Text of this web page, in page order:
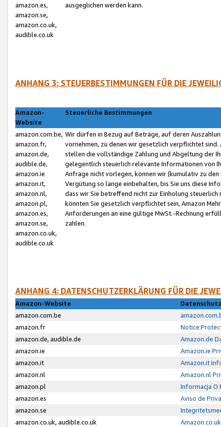
amazon.es,
amazon.se,
amazon.co.uk,
audible.co.uk
ausgeglichen werden kann.
ANHANG 3: STEUERBESTIMMUNGEN FÜR DIE
Amazon-
Website
Steuerliche Bestimmungen
amazon.com.be,
amazon.fr,
amazon.de,
audible.de,
amazon.ie
amazon.it,
amazon.nl,
amazon.pl,
amazon.es,
amazon.se,
amazon.co.uk,
audible.co.uk
Wir dürfen in Bezug auf Beträge, auf deren
vornehmen, zu denen wir gesetzlich verpflichtet
stellen die vollständige Zahlung und Abgeltung der
gelegentlich steuerlich relevante Informationen von
Anfrage nicht vorlegen, können wir (kumulativ zu
Vergütung so lange einbehalten, bis Sie uns diese
dass wir Sie betreffend nicht zur Einholung
könnten Sie gesetzlich verpflichtet sein, Amazon
Anforderungen an eine gültige MwSt.-Rechnung
zahlen.
ANHANG 4: DATENSCHUTZERKLÄRUNG FÜR DIE
Amazon-Website
amazon.com.be
amazon.fr
amazon.de, audible.de
Amazon.de
amazon.ie
Amazon.ie
amazon.it
Amazon.it
amazon.nl
Amazon.nl
amazon.pl
Informacja O
amazon.es
Aviso de
amazon.se
amazon.co.uk, audible.co.uk